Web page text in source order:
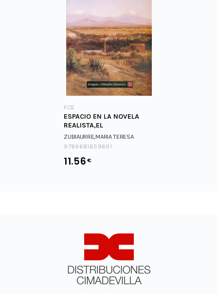
FCE
ESPACIO EN LA NOVELA
REALISTA,EL
ZUBIAURRE,MARIA TERESA
9789681659691
11.56€